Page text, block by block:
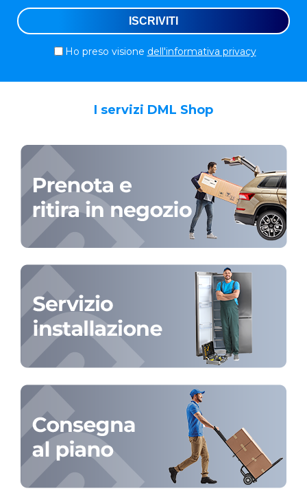
Ho preso visione dell'informativa privacy
I servizi DML Shop